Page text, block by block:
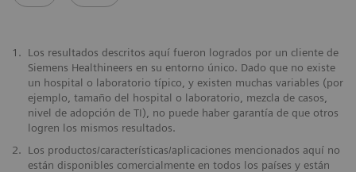
1.
Los resultados descritos aquí fueron logrados por un cliente de
Siemens Healthineers en su entorno único. Dado que no existe
un hospital o laboratorio típico, y existen muchas variables (por
ejemplo, tamaño del hospital o laboratorio, mezcla de casos,
nivel de adopción de TI), no puede haber garantía de que otros
logren los mismos resultados.
2.
Los productos/características/aplicaciones mencionados aquí no
están disponibles comercialmente en todos los países y están